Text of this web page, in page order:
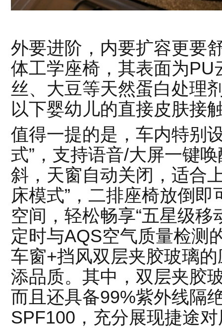
外要进阶，内要扩容更要
体工学座椅，其表面为
丝、大豆等天然蛋白处理
以下婴幼儿的直接皮肤接
值得一提的是，车内特别
式”，支持语音/大屏一键
斜，天窗自动关闭，适合
床模式”，二排座椅放倒
空间，轻松畅享“五星级
定时与AQS空气质量检测
车窗+挡风双层夹胶玻璃
添品质。其中，双层夹胶
而且还具备99%紫外线隔
SPF100，充分展现捷途